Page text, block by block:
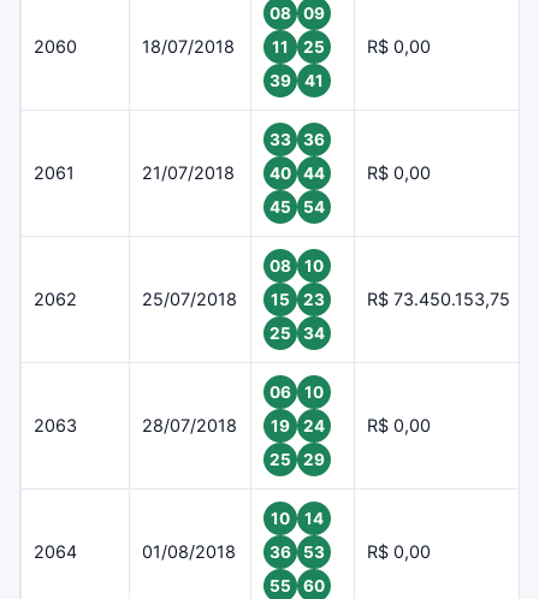
2060 18/07/2018
08
09
11
25
39
41
R$ 0,00
2061 21/07/2018
33
36
40
44
45
54
R$ 0,00
2062 25/07/2018
08
10
15
23
25
34
R$ 73.450.153,75
2063 28/07/2018
06
10
19
24
25
29
R$ 0,00
2064 01/08/2018
10
14
36
53
55
60
R$ 0,00